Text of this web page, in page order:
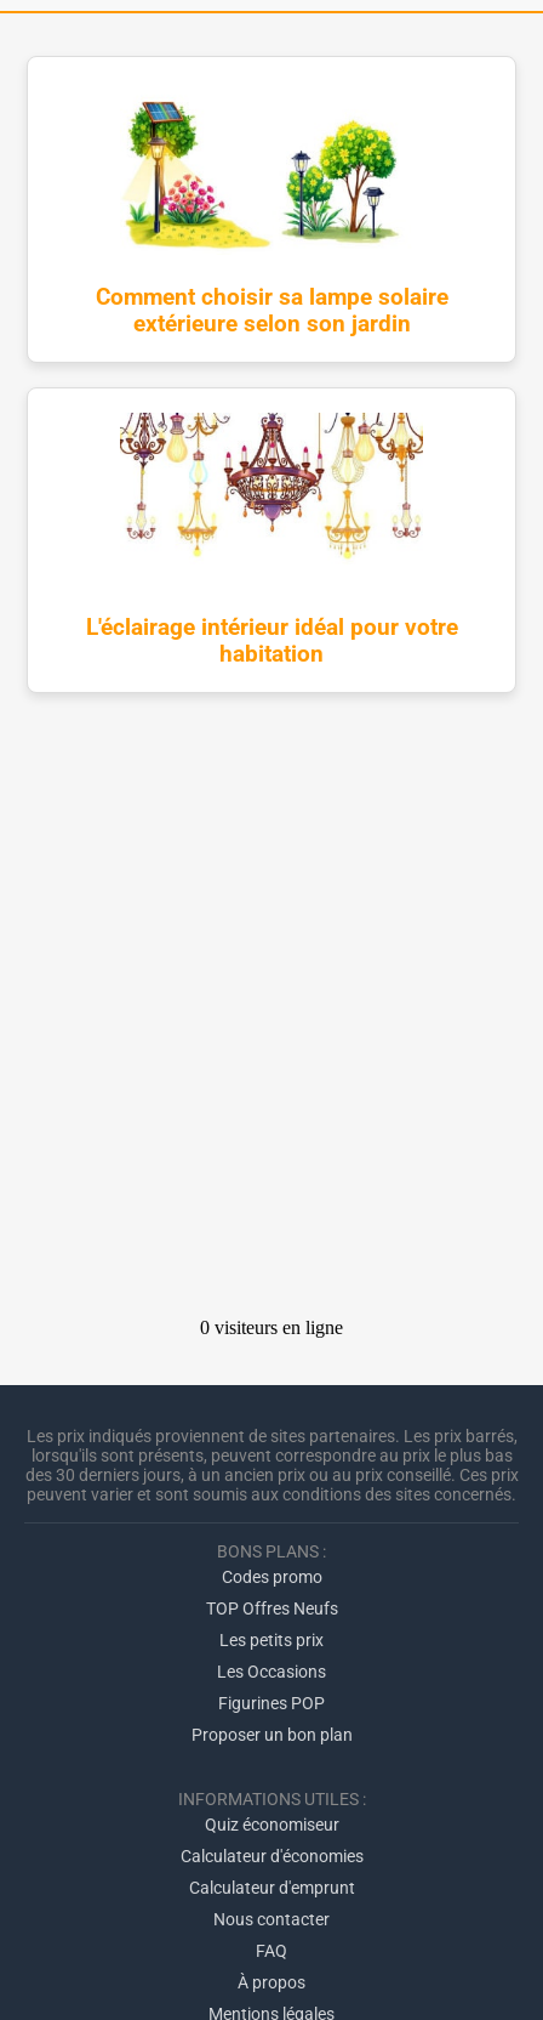
Comment choisir sa lampe solaire
extérieure selon son jardin
L'éclairage intérieur idéal pour votre
habitation
Les prix indiqués proviennent de sites partenaires. Les prix barrés,
lorsqu'ils sont présents, peuvent correspondre au prix le plus bas
des 30 derniers jours, à un ancien prix ou au prix conseillé. Ces prix
peuvent varier et sont soumis aux conditions des sites concernés.
BONS PLANS :
Codes promo
TOP Offres Neufs
Les petits prix
Les Occasions
Figurines POP
Proposer un bon plan
INFORMATIONS UTILES :
Quiz économiseur
Calculateur d'économies
Calculateur d'emprunt
Nous contacter
FAQ
À propos
Mentions légales